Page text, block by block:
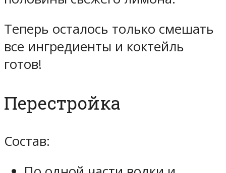
Теперь осталось только смешать
все ингредиенты и коктейль
готов!
Перестройка
Состав: